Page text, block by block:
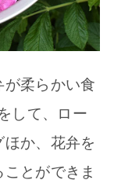
柔らかい食
して、ロー
か、花弁を
とができま